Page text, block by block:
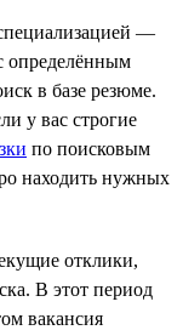
—
определённым
в базе резюме.
у вас строгие
по поисковым
находить нужных
отклики,
В этот период
вакансия